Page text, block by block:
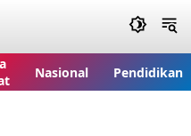
Nasional Pendidikan